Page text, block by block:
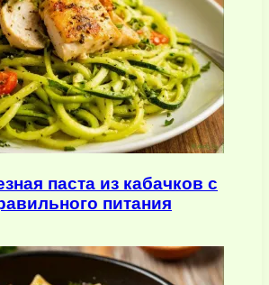
паста из кабачков с
питания